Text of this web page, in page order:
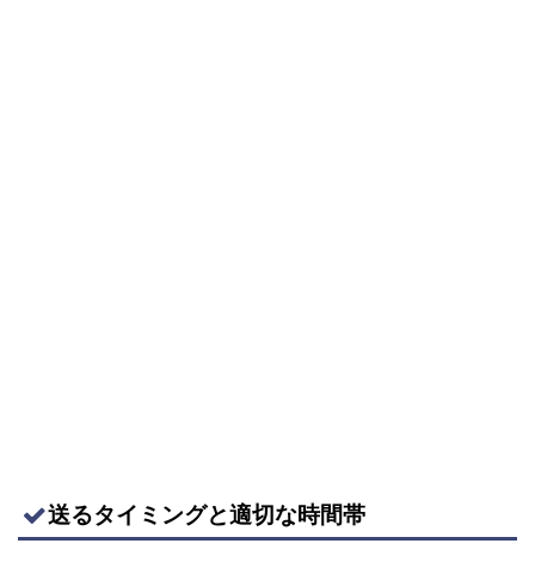
送るタイミングと適切な時間帯